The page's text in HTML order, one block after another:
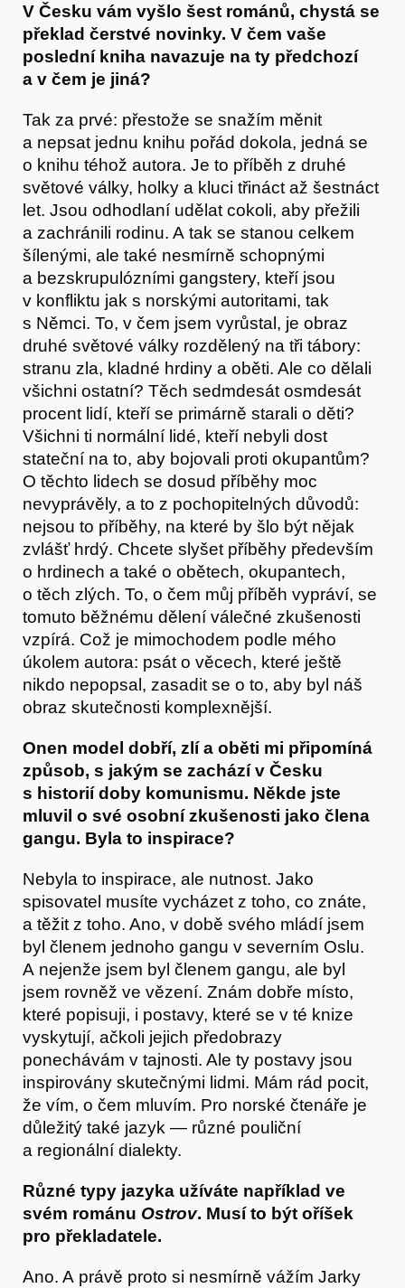
Obchod
V Česku vám vyšlo šest románů, chystá se
překlad čerstvé novinky. V čem vaše
poslední kniha navazuje na ty předchozí
a v čem je jiná?
Tak za prvé: přestože se snažím měnit
a nepsat jednu knihu pořád dokola, jedná se
o knihu téhož autora. Je to příběh z druhé
světové války, holky a kluci třináct až šestnáct
let. Jsou odhodlaní udělat cokoli, aby přežili
a zachránili rodinu. A tak se stanou celkem
šílenými, ale také nesmírně schopnými
a bezskrupulózními gangstery, kteří jsou
v konfliktu jak s norskými autoritami, tak
s Němci. To, v čem jsem vyrůstal, je obraz
druhé světové války rozdělený na tři tábory:
stranu zla, kladné hrdiny a oběti. Ale co dělali
všichni ostatní? Těch sedmdesát osmdesát
procent lidí, kteří se primárně starali o děti?
Všichni ti normální lidé, kteří nebyli dost
stateční na to, aby bojovali proti okupantům?
O těchto lidech se dosud příběhy moc
nevyprávěly, a to z pochopitelných důvodů:
nejsou to příběhy, na které by šlo být nějak
zvlášť hrdý. Chcete slyšet příběhy především
o hrdinech a také o obětech, okupantech,
o těch zlých. To, o čem můj příběh vypráví, se
tomuto běžnému dělení válečné zkušenosti
vzpírá. Což je mimochodem podle mého
úkolem autora: psát o věcech, které ještě
nikdo nepopsal, zasadit se o to, aby byl náš
obraz skutečnosti komplexnější.
Onen model dobří, zlí a oběti mi připomíná
způsob, s jakým se zachází v Česku
s historií doby komunismu. Někde jste
mluvil o své osobní zkušenosti jako člena
gangu. Byla to inspirace?
Nebyla to inspirace, ale nutnost. Jako
spisovatel musíte vycházet z toho, co znáte,
a těžit z toho. Ano, v době svého mládí jsem
byl členem jednoho gangu v severním Oslu.
A nejenže jsem byl členem gangu, ale byl
jsem rovněž ve vězení. Znám dobře místo,
které popisuji, i postavy, které se v té knize
vyskytují, ačkoli jejich předobrazy
ponechávám v tajnosti. Ale ty postavy jsou
inspirovány skutečnými lidmi. Mám rád pocit,
že vím, o čem mluvím. Pro norské čtenáře je
důležitý také jazyk — různé pouliční
a regionální dialekty.
Různé typy jazyka užíváte například ve
svém románu Ostrov. Musí to být oříšek
pro překladatele.
Ano. A právě proto si nesmírně vážím Jarky